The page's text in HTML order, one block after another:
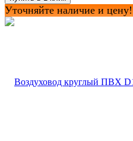
Уточняйте наличие и цену!